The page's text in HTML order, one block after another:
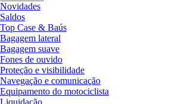
Novidades
Saldos
Top Case & Baús
Bagagem lateral
Bagagem suave
Fones de ouvido
Proteção e visibilidade
Navegação e comunicação
Equipamento do motociclista
Liquidação